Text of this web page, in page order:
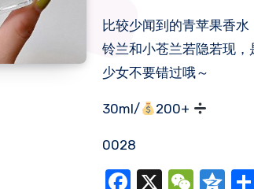
比较少闻到的青苹果香
铃兰和小苍兰若隐若现
少女不要错过哦～
30ml/ 200+
0028
Facebook
X